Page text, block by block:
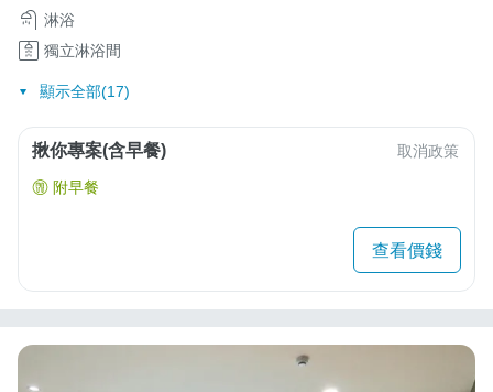
淋浴
獨立淋浴間
顯示全部(17)
揪你專案(含早餐) 取消政策
附早餐
查看價錢